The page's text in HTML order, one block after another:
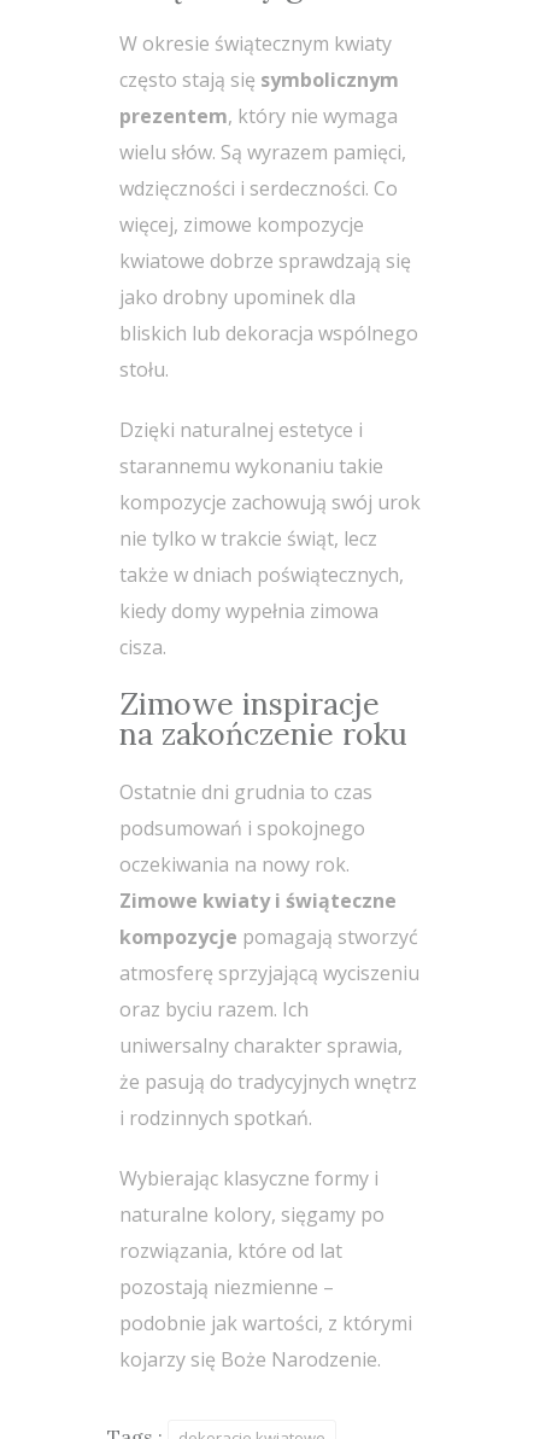
W okresie świątecznym kwiaty
często stają się symbolicznym
prezentem, który nie wymaga
wielu słów. Są wyrazem pamięci,
wdzięczności i serdeczności. Co
więcej, zimowe kompozycje
kwiatowe dobrze sprawdzają się
jako drobny upominek dla
bliskich lub dekoracja wspólnego
stołu.
Dzięki naturalnej estetyce i
starannemu wykonaniu takie
kompozycje zachowują swój urok
nie tylko w trakcie świąt, lecz
także w dniach poświątecznych,
kiedy domy wypełnia zimowa
cisza.
Zimowe inspiracje
na zakończenie roku
Ostatnie dni grudnia to czas
podsumowań i spokojnego
oczekiwania na nowy rok.
Zimowe kwiaty i świąteczne
kompozycje pomagają stworzyć
atmosferę sprzyjającą wyciszeniu
oraz byciu razem. Ich
uniwersalny charakter sprawia,
że pasują do tradycyjnych wnętrz
i rodzinnych spotkań.
Wybierając klasyczne formy i
naturalne kolory, sięgamy po
rozwiązania, które od lat
pozostają niezmienne –
podobnie jak wartości, z którymi
kojarzy się Boże Narodzenie.